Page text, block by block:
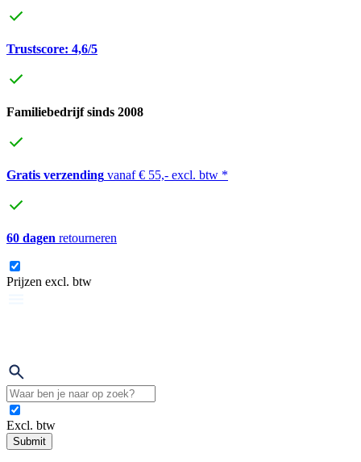
Trustscore: 4,6/5
Familiebedrijf sinds 2008
Gratis verzending vanaf € 55,- excl. btw *
60 dagen retourneren
Prijzen excl. btw
Excl. btw
Submit